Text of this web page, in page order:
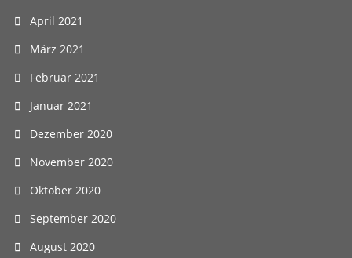
April 2021
März 2021
Februar 2021
Januar 2021
Dezember 2020
November 2020
Oktober 2020
September 2020
August 2020